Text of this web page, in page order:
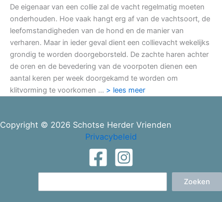
De eigenaar van een collie zal de vacht regelmatig moeten
onderhouden. Hoe vaak hangt erg af van de vachtsoort, de
leefomstandigheden van de hond en de manier van
verharen. Maar in ieder geval dient een collievacht wekelijks
grondig te worden doorgeborsteld. De zachte haren achter
de oren en de bevedering van de voorpoten dienen een
aantal keren per week doorgekamd te worden om
klitvorming te voorkomen … > lees meer
Copyright © 2026 Schotse Herder Vrienden
Privacybeleid
Zoeken